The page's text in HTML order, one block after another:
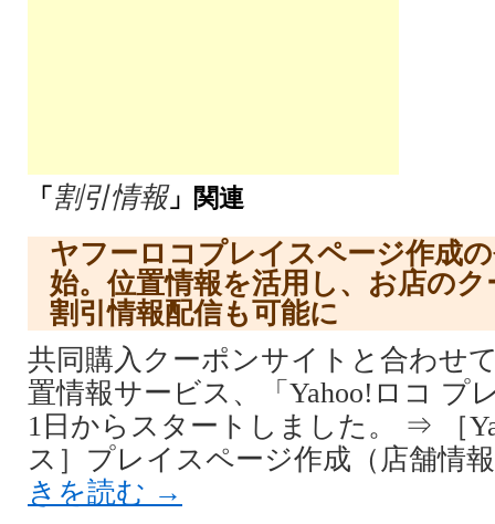
「 割引情報」関連
ヤフーロコプレイスページ作成
始。位置情報を活用し、お店の
割引情報配信も可能に
共同購入クーポンサイトと合わせ
置情報サービス、「Yahoo!ロコ プ
1日からスタートしました。 ⇒ ［
ス］プレイスページ作成（店舗情
きを読む →